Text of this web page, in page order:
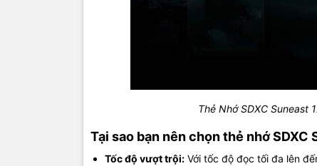
Thẻ Nhớ SDXC Suneast
Tại sao bạn nên chọn thẻ nhớ SDXC
Tốc độ vượt trội: Với tốc độ đọc tối đa lên